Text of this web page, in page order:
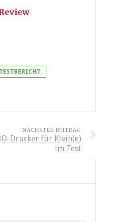
TESTBERICHT
NÄCHSTER BEITRAG
Drucker für Klein(e)
im Test